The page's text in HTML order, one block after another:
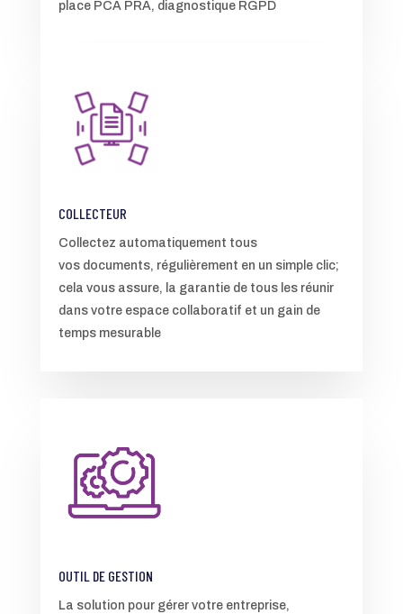
place PCA PRA, diagnostique RGPD
COLLECTEUR
Collectez automatiquement tous
vos documents, régulièrement en un simple clic;
cela vous assure, la garantie de tous les réunir
dans votre espace collaboratif et un gain de
temps mesurable
OUTIL DE GESTION
La solution pour gérer votre entreprise,